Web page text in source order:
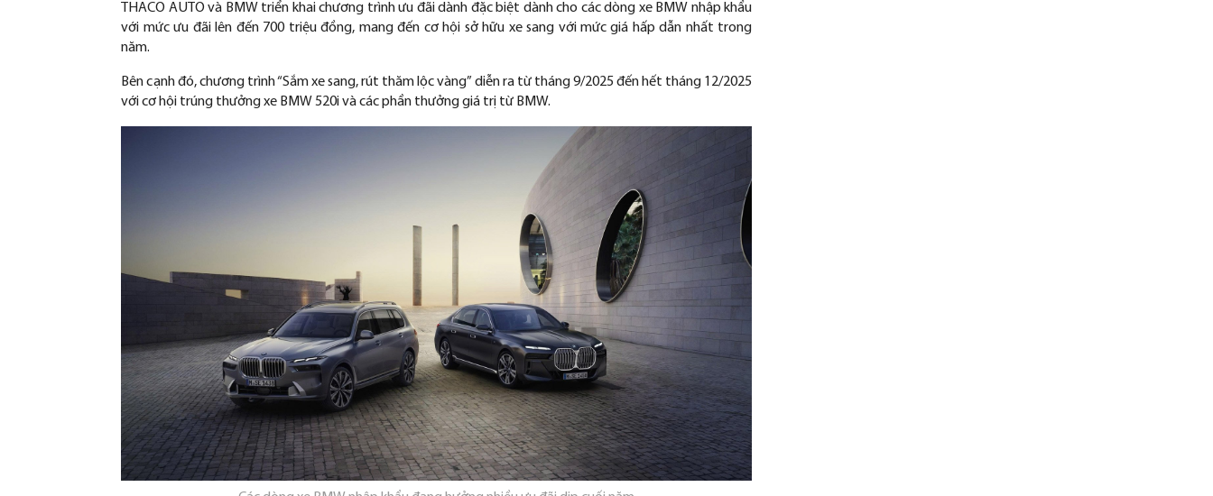
THACO AUTO và BMW triển khai chương trìnhưu đãi dành đặc biệt dành cho các dòng xe BMW nhập khẩu
với mứcưu đãi lên đến 700 triệuđồng, mangđến cơ hội sở hữu xe sang với mức giá hấp dẫn nhất trong
năm.
Bên cạnhđó, chương trình “Sắm xe sang, rút thăm lộc vàng” diễn ra từ tháng 9/2025 đến hết tháng 12/2025
với cơ hội trúng thưởng xe BMW 520i và các phần thưởng giá trị từ BMW.